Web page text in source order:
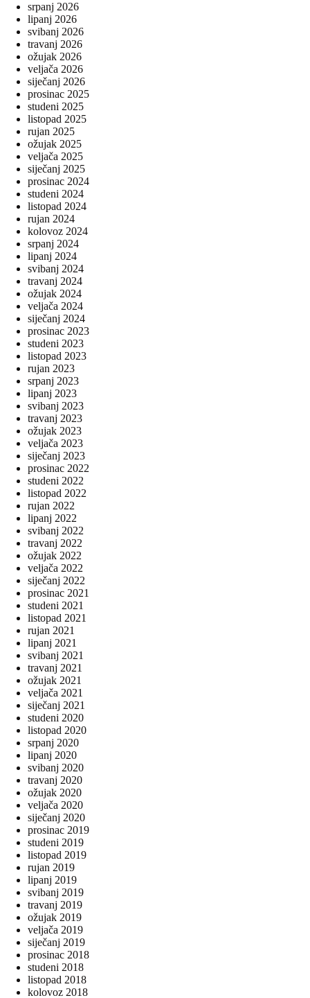
srpanj 2026
lipanj 2026
svibanj 2026
travanj 2026
ožujak 2026
veljača 2026
siječanj 2026
prosinac 2025
studeni 2025
listopad 2025
rujan 2025
ožujak 2025
veljača 2025
siječanj 2025
prosinac 2024
studeni 2024
listopad 2024
rujan 2024
kolovoz 2024
srpanj 2024
lipanj 2024
svibanj 2024
travanj 2024
ožujak 2024
veljača 2024
siječanj 2024
prosinac 2023
studeni 2023
listopad 2023
rujan 2023
srpanj 2023
lipanj 2023
svibanj 2023
travanj 2023
ožujak 2023
veljača 2023
siječanj 2023
prosinac 2022
studeni 2022
listopad 2022
rujan 2022
lipanj 2022
svibanj 2022
travanj 2022
ožujak 2022
veljača 2022
siječanj 2022
prosinac 2021
studeni 2021
listopad 2021
rujan 2021
lipanj 2021
svibanj 2021
travanj 2021
ožujak 2021
veljača 2021
siječanj 2021
studeni 2020
listopad 2020
srpanj 2020
lipanj 2020
svibanj 2020
travanj 2020
ožujak 2020
veljača 2020
siječanj 2020
prosinac 2019
studeni 2019
listopad 2019
rujan 2019
lipanj 2019
svibanj 2019
travanj 2019
ožujak 2019
veljača 2019
siječanj 2019
prosinac 2018
studeni 2018
listopad 2018
kolovoz 2018